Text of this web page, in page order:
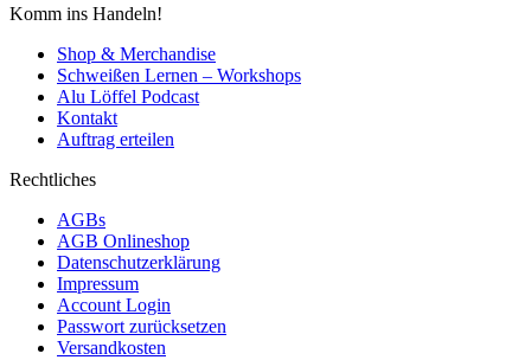
Komm ins Handeln!
Shop & Merchandise
Schweißen Lernen – Workshops
Alu Löffel Podcast
Kontakt
Auftrag erteilen
Rechtliches
AGBs
AGB Onlineshop
Datenschutzerklärung
Impressum
Account Login
Passwort zurücksetzen
Versandkosten